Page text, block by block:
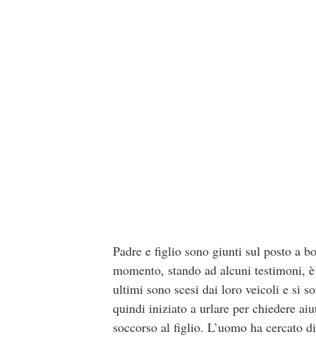
Padre e figlio sono giunti sul posto a
momento, stando ad alcuni testimoni,
ultimi sono scesi dai loro veicoli e si
quindi iniziato a urlare per chiedere
soccorso al figlio. L’uomo ha cercato